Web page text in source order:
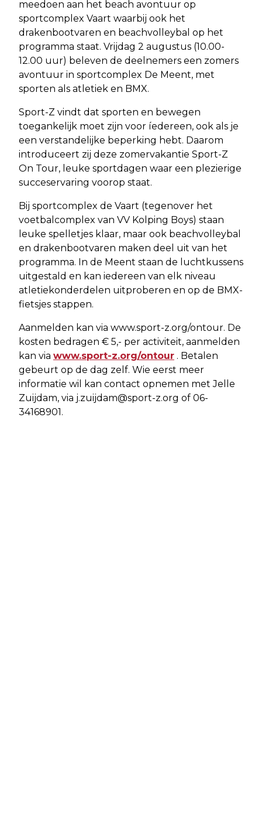
meedoen aan het beach avontuur op
sportcomplex Vaart waarbij ook het
drakenbootvaren en beachvolleybal op het
programma staat. Vrijdag 2 augustus (10.00-
12.00 uur) beleven de deelnemers een zomers
avontuur in sportcomplex De Meent, met
sporten als atletiek en BMX.
Sport-Z vindt dat sporten en bewegen
toegankelijk moet zijn voor íedereen, ook als je
een verstandelijke beperking hebt. Daarom
introduceert zij deze zomervakantie Sport-Z
On Tour, leuke sportdagen waar een plezierige
succeservaring voorop staat.
Bij sportcomplex de Vaart (tegenover het
voetbalcomplex van VV Kolping Boys) staan
leuke spelletjes klaar, maar ook beachvolleybal
en drakenbootvaren maken deel uit van het
programma. In de Meent staan de luchtkussens
uitgestald en kan iedereen van elk niveau
atletiekonderdelen uitproberen en op de BMX-
fietsjes stappen.
Aanmelden kan via www.sport-z.org/ontour. De
kosten bedragen € 5,- per activiteit, aanmelden
kan via www.sport-z.org/ontour . Betalen
gebeurt op de dag zelf. Wie eerst meer
informatie wil kan contact opnemen met Jelle
Zuijdam, via j.zuijdam@sport-z.org of 06-
34168901.